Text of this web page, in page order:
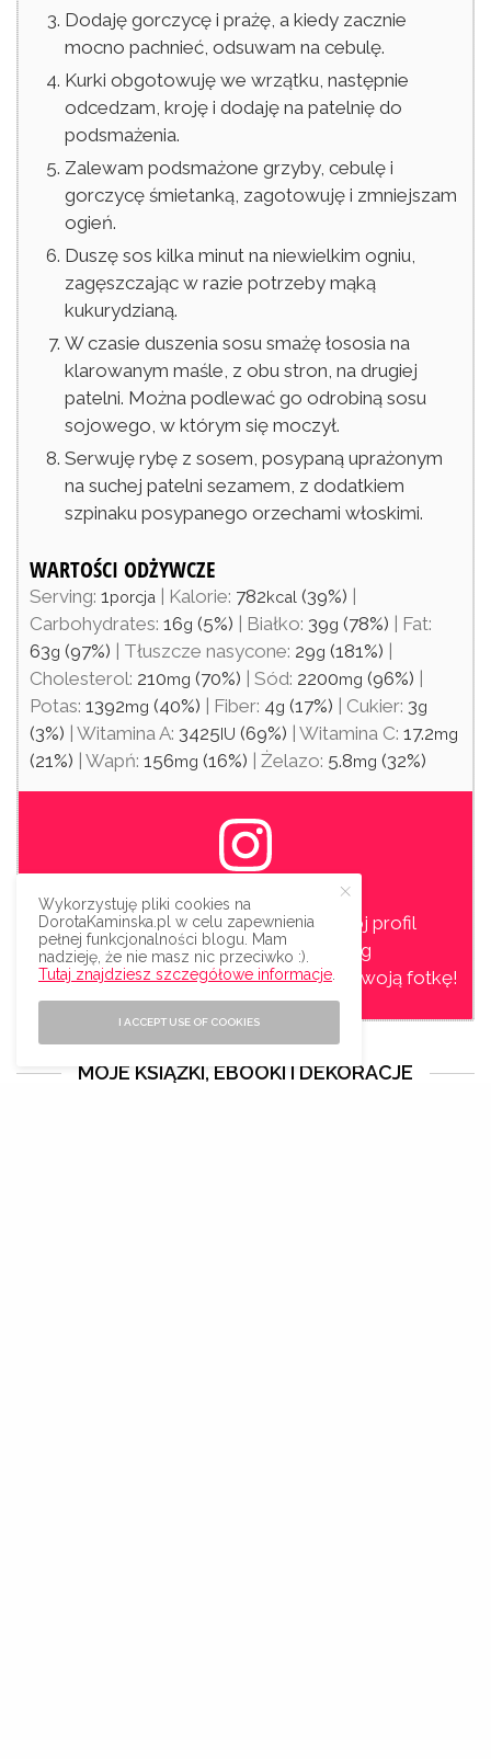
Dodaję gorczycę i prażę, a kiedy zacznie
mocno pachnieć, odsuwam na cebulę.
Kurki obgotowuję we wrzątku, następnie
odcedzam, kroję i dodaję na patelnię do
podsmażenia.
Zalewam podsmażone grzyby, cebulę i
gorczycę śmietanką, zagotowuję i zmniejszam
ogień.
Duszę sos kilka minut na niewielkim ogniu,
zagęszczając w razie potrzeby mąką
kukurydzianą.
W czasie duszenia sosu smażę łososia na
klarowanym maśle, z obu stron, na drugiej
patelni. Można podlewać go odrobiną sosu
sojowego, w którym się moczył.
Serwuję rybę z sosem, posypaną uprażonym
na suchej patelni sezamem, z dodatkiem
szpinaku posypanego orzechami włoskimi.
WARTOŚCI ODŻYWCZE
Serving: 1 porcja | Kalorie: 782kcal (39%) |
Carbohydrates: 16g (5%) | Białko: 39g (78%) | Fat:
63g (97%) | Tłuszcze nasycone: 29g (181%) |
Cholesterol: 210mg (70%) | Sód: 2200mg (96%) |
Potas: 1392mg (40%) | Fiber: 4g (17%) | Cukier: 3g
(3%) | Witamina A: 3425IU (69%) | Witamina C: 17.2mg
(21%) | Wapń: 156mg (16%) | Żelazo: 5.8mg (32%)
MASZ INSTAGRAM?
Zrób zdjęcie potrawy i oznacz mój profil
@dorotakaminskalub hasztag
#dorotainsuperfood. Przyjdę polubić Twoją fotkę!
MOJE KSIĄŻKI, EBOOKI I DEKORACJE
Wykorzystuję pliki cookies na
DorotaKaminska.pl w celu zapewnienia
pełnej funkcjonalności blogu. Mam
nadzieję, że nie masz nic przeciwko :).
Tutaj znajdziesz szczegółowe informacje
I ACCEPT USE OF COOKIES